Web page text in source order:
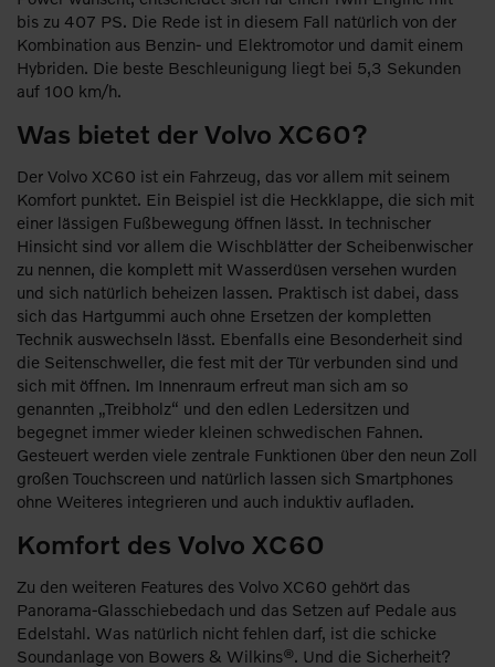
bis zu 407 PS. Die Rede ist in diesem Fall natürlich von der
Kombination aus Benzin- und Elektromotor und damit einem
Hybriden. Die beste Beschleunigung liegt bei 5,3 Sekunden
auf 100 km/h.
Was bietet der Volvo XC60?
Der Volvo XC60 ist ein Fahrzeug, das vor allem mit seinem
Komfort punktet. Ein Beispiel ist die Heckklappe, die sich mit
einer lässigen Fußbewegung öffnen lässt. In technischer
Hinsicht sind vor allem die Wischblätter der Scheibenwischer
zu nennen, die komplett mit Wasserdüsen versehen wurden
und sich natürlich beheizen lassen. Praktisch ist dabei, dass
sich das Hartgummi auch ohne Ersetzen der kompletten
Technik auswechseln lässt. Ebenfalls eine Besonderheit sind
die Seitenschweller, die fest mit der Tür verbunden sind und
sich mit öffnen. Im Innenraum erfreut man sich am so
genannten „Treibholz“ und den edlen Ledersitzen und
begegnet immer wieder kleinen schwedischen Fahnen.
Gesteuert werden viele zentrale Funktionen über den neun Zoll
großen Touchscreen und natürlich lassen sich Smartphones
ohne Weiteres integrieren und auch induktiv aufladen.
Komfort des Volvo XC60
Zu den weiteren Features des Volvo XC60 gehört das
Panorama-Glasschiebedach und das Setzen auf Pedale aus
Edelstahl. Was natürlich nicht fehlen darf, ist die schicke
Soundanlage von Bowers & Wilkins®. Und die Sicherheit?